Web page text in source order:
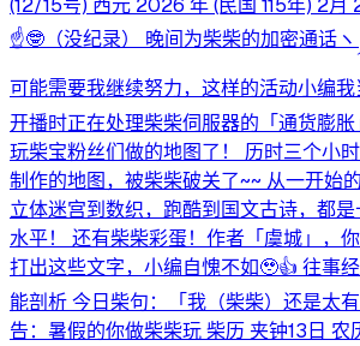
(12/15号) 西元 2026 年 (民国 115年) 2月
☝️🤓（没纪录） 晚间为柴柴的加密通话
可能需要我继续努力，这样的活动小编
开播时正在处理柴柴伺服器的「通货膨
玩柴宝粉丝们做的地图了！ 历时三个小
制作的地图，被柴柴破关了~~ 从一开始
立体迷宫到数织，跑酷到国文古诗，都
水平！ 还有柴柴彩蛋！作者「虞城」，
打出这些文字，小编自愧不如🥹👍 往事
能剖析 今日柴句：「我（柴柴）还是太
告：暑假的你做柴柴玩 柴历 夹钟13日 农